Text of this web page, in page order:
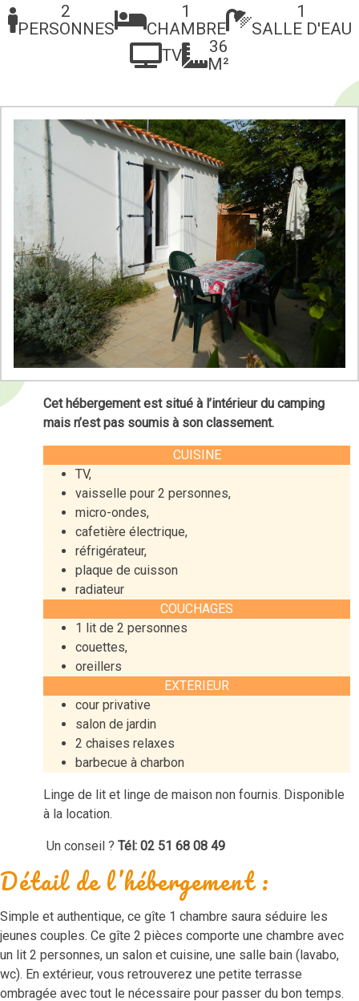
2
PERSONNES
1
CHAMBRE
1
SALLE D'EAU
TV
36
M²
Cet hébergement est situé à l’intérieur du camping
mais n’est pas soumis à son classement.
CUISINE
TV,
vaisselle pour 2 personnes,
micro-ondes,
cafetière électrique,
réfrigérateur,
plaque de cuisson
radiateur
COUCHAGES
1 lit de 2 personnes
couettes,
oreillers
EXTERIEUR
cour privative
salon de jardin
2 chaises relaxes
barbecue à charbon
Linge de lit et linge de maison non fournis. Disponible
à la location.
Un conseil ?Tél: 02 51 68 08 49
Détail de l’hébergement :
Simple et authentique, ce gîte 1 chambre saura séduire les
jeunes couples. Ce gîte 2 pièces comporte une chambre avec
un lit 2 personnes, un salon et cuisine, une salle bain (lavabo,
wc). En extérieur, vous retrouverez une petite terrasse
ombragée avec tout le nécessaire pour passer du bon temps.